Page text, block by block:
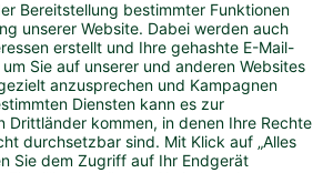
UNSER UNTERNEHMEN
SPIELANGEBOT
PRESSEMATERIAL
KONTAKT